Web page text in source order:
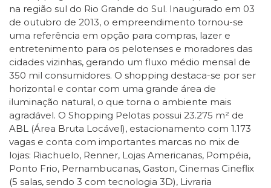
na região sul do Rio Grande do Sul. Inaugurado em 03
de outubro de 2013, o empreendimento tornou-se
uma referência em opção para compras, lazer e
entretenimento para os pelotenses e moradores das
cidades vizinhas, gerando um fluxo médio mensal de
350 mil consumidores. O shopping destaca-se por ser
horizontal e contar com uma grande área de
iluminação natural, o que torna o ambiente mais
agradável. O Shopping Pelotas possui 23.275 m² de
ABL (Área Bruta Locável), estacionamento com 1.173
vagas e conta com importantes marcas no mix de
lojas: Riachuelo, Renner, Lojas Americanas, Pompéia,
Ponto Frio, Pernambucanas, Gaston, Cinemas Cineflix
(5 salas, sendo 3 com tecnologia 3D), Livraria